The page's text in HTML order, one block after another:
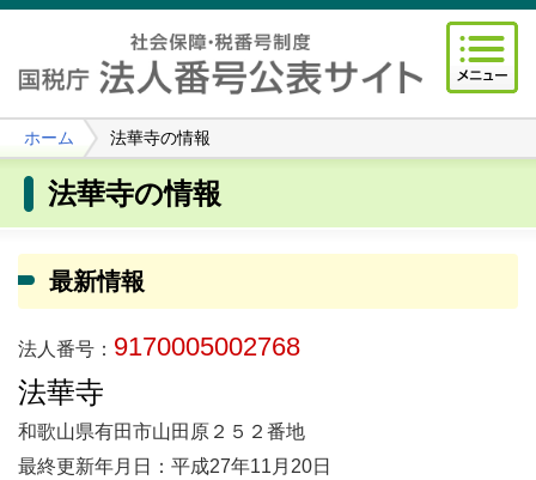
ホーム 法華寺の情報
法華寺の情報
最新情報
法人番号： 9170005002768
法華寺
和歌山県有田市山田原２５２番地
最終更新年月日：平成27年11月20日